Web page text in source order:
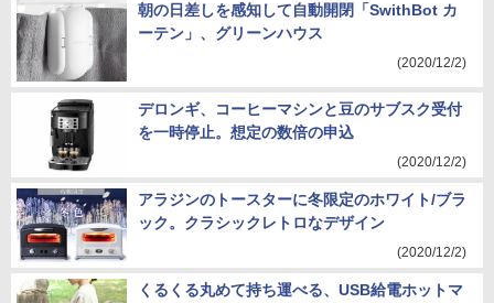
朝の日差しを感知して自動開閉「SwithBot カ
ーテン」、グリーンハウス
(2020/12/2)
デロンギ、コーヒーマシンと豆のサブスク受付
を一時停止。想定の数倍の申込
(2020/12/2)
アラジンのトースターに冬限定のホワイト/ブラ
ック。クラシックレトロなデザイン
(2020/12/2)
くるくる丸めて持ち運べる、USB給電ホットマ